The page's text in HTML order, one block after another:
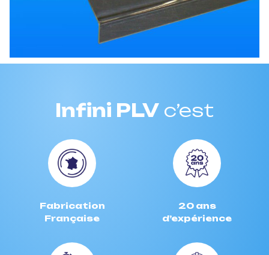
Infini PLV c’est
Fabrication
Française
20 ans
d’expérience